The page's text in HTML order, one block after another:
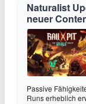
Naturalist
neuer
Passive
Runs erheblich